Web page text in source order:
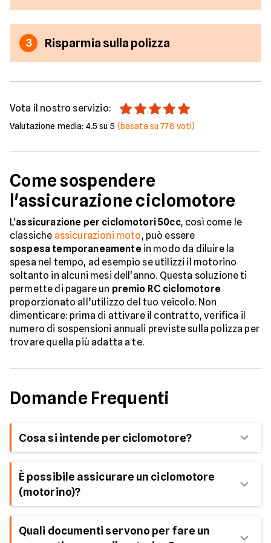
3 Risparmia sulla polizza
Vota il nostro servizio:
Valutazione media: 4.5 su 5 (basata su778 voti)
Come sospendere
l'assicurazione ciclomotore
L'assicurazione per ciclomotori 50cc, così come le
classiche assicurazioni moto, può essere
sospesa temporaneamente in modo da diluire la
spesa nel tempo, ad esempio se utilizzi il motorino
soltanto in alcuni mesi dell'anno. Questa soluzione ti
permette di pagare un premio RC ciclomotore
proporzionato all’utilizzo del tuo veicolo. Non
dimenticare: prima di attivare il contratto, verifica il
numero di sospensioni annuali previste sulla polizza per
trovare quella più adatta a te.
Domande Frequenti
Cosa si intende per ciclomotore?
In accordo con l'articolo 52/1 del Codice della
Strada, quando si parla di ciclomotore, o motorino
50cc, si intende qualsiasi veicolo a motore a due o
tre ruote con motore di cilindrata non superiore a
È possibile assicurare un ciclomotore
(motorino)?
utilizzando il servizio di comparazione di Facile.it e
Quali documenti servono per fare un